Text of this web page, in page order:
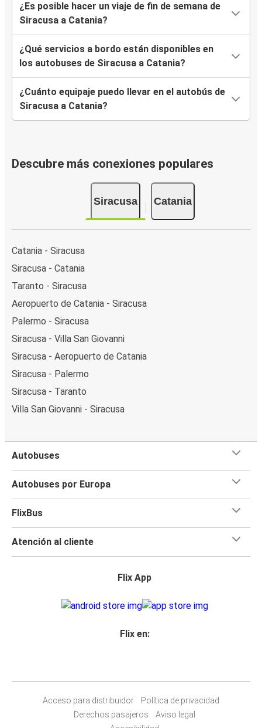
¿Es posible hacer un viaje de fin de semana de
Siracusa a Catania?
¿Qué servicios a bordo están disponibles en
los autobuses de Siracusa a Catania?
¿Cuánto equipaje puedo llevar en el autobús de
Siracusa a Catania?
Descubre más conexiones populares
Siracusa Catania
Catania - Siracusa
Siracusa - Catania
Taranto - Siracusa
Aeropuerto de Catania - Siracusa
Palermo - Siracusa
Siracusa - Villa San Giovanni
Siracusa - Aeropuerto de Catania
Siracusa - Palermo
Siracusa - Taranto
Villa San Giovanni - Siracusa
Autobuses
Autobuses por Europa
FlixBus
Atención al cliente
Flix App
Flix en:
Acceso para distribuidor
Política de privacidad
Derechos pasajeros
Aviso legal